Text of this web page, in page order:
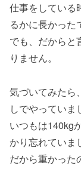
仕事をしている
るかに長かった
でも、だからと
りません。
気づいてみたら
しでやっていま
いつもは140kg
かり忘れていま
だから重かった